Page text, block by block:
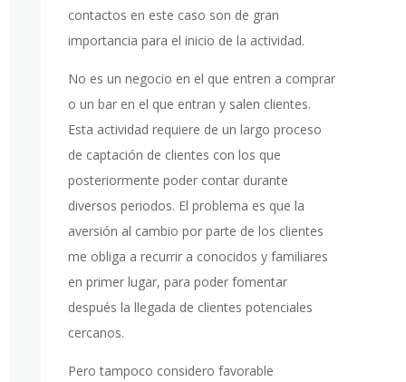
contactos en este caso son de gran
importancia para el inicio de la actividad.
No es un negocio en el que entren a comprar
o un bar en el que entran y salen clientes.
Esta actividad requiere de un largo proceso
de captación de clientes con los que
posteriormente poder contar durante
diversos periodos. El problema es que la
aversión al cambio por parte de los clientes
me obliga a recurrir a conocidos y familiares
en primer lugar, para poder fomentar
después la llegada de clientes potenciales
cercanos.
Pero tampoco considero favorable